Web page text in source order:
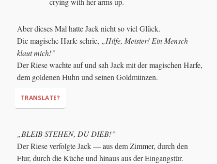
Aber dieses Mal hatte Jack nicht so viel Glück.
Die magische Harfe schrie, „Hilfe, Meister! Ein Mensch
klaut mich!”
Der Riese wachte auf und sah Jack mit der magischen Harfe,
dem goldenen Huhn und seinen Goldmünzen.
TRANSLATE?
“Help, master! A human is
stealing me!”
„BLEIB STEHEN, DU DIEB!”
Der Riese verfolgte Jack — aus dem Zimmer, durch den
Flur, durch die Küche und hinaus aus der Eingangstür.